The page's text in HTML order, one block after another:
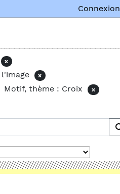
Connexion
x
x
Motif, thème : Croix x